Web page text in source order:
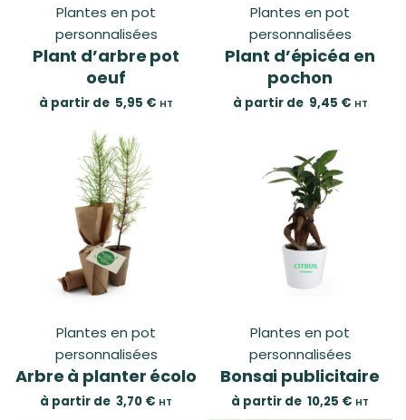
Plantes en pot
personnalisées
Plant d’arbre pot
oeuf
à partir de 5,95 € HT
Plantes en pot
personnalisées
Plant d’épicéa en
pochon
à partir de 9,45 € HT
Plantes en pot
personnalisées
Arbre à planter écolo
à partir de 3,70 € HT
Plantes en pot
personnalisées
Bonsai publicitaire
à partir de 10,25 € HT